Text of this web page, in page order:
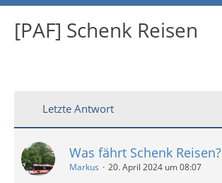
[PAF] Schenk Reisen
Letzte Antwort
Was fährt Schenk Reisen?
Markus 20. April 2024 um 08:07